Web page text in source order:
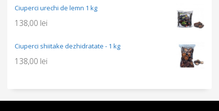
Ciuperci urechi de lemn 1 kg
138,00 lei
Ciuperci shiitake dezhidratate - 1 kg
138,00 lei